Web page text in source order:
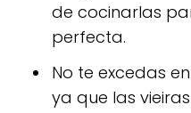
de cocinarlas
perfecta.
No te excedas
ya que las